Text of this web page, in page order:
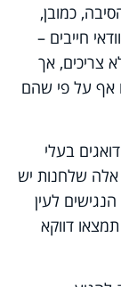
כמובן,
חייבים –
צריכים, אך
אף על פי שהם
בעלי
אלה שלחנות יש
לעין
דווקא